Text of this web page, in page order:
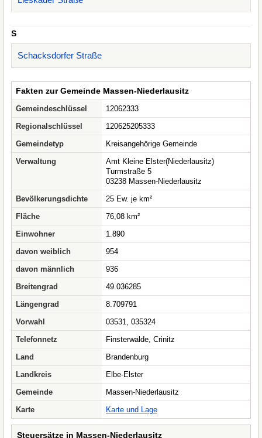
S
Schacksdorfer Straße
Fakten zur Gemeinde Massen-Niederlausitz
Gemeindeschlüssel
12062333
Regionalschlüssel
120625205333
Gemeindetyp
Kreisangehörige Gemeinde
Verwaltung
Amt Kleine Elster(Niederlausitz)
Turmstraße 5
03238 Massen-Niederlausitz
Bevölkerungsdichte
25 Ew. je km²
Fläche
76,08 km²
Einwohner
1.890
davon weiblich
954
davon männlich
936
Breitengrad
49.036285
Längengrad
8.709791
Vorwahl
03531, 035324
Telefonnetz
Finsterwalde, Crinitz
Land
Brandenburg
Landkreis
Elbe-Elster
Gemeinde
Massen-Niederlausitz
Karte
Karte und Lage
Steuersätze in Massen-Niederlausitz